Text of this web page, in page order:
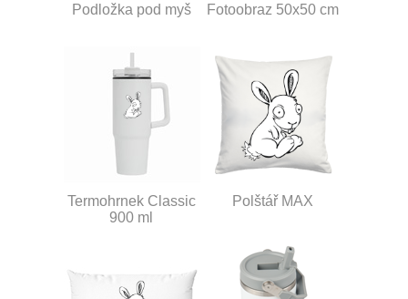
Podložka pod myš Fotoobraz 50x50 cm
Termohrnek Classic
900 ml
Polštář MAX